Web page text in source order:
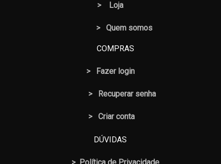
> Loja
> Quem somos
COMPRAS
> Fazer login
> Recuperar senha
> Criar conta
DÚVIDAS